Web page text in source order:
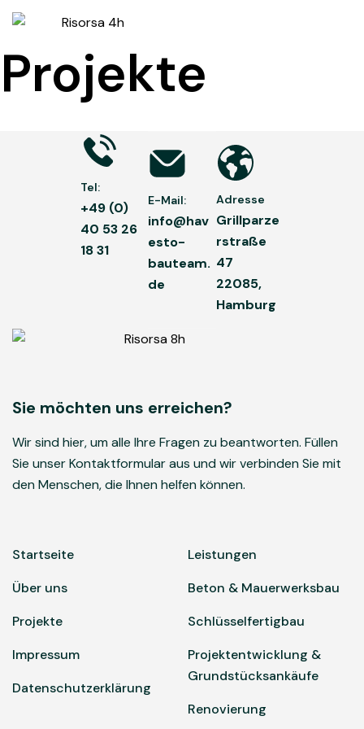
Projekte
Tel:
+49 (0)
40 53 26
18 31
E-Mail:
info@hav
esto-
bauteam.
de
Adresse
Grillparze
rstraße
47
22085,
Hamburg
Startseite
Über uns
Projekte
Impressum
Datenschutzerklärung
Leistungen
Beton & Mauerwerksbau
Schlüsselfertigbau
Projektentwicklung &
Grundstücksankäufe
Renovierung
Sie möchten uns erreichen?
Wir sind hier, um alle Ihre Fragen zu beantworten. Füllen
Sie unser Kontaktformular aus und wir verbinden Sie mit
den Menschen, die Ihnen helfen können.